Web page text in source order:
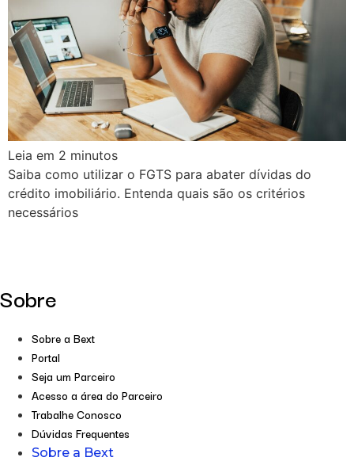
Leia em 2 minutos
Saiba como utilizar o FGTS para abater dívidas do
crédito imobiliário. Entenda quais são os critérios
necessários
Sobre
Sobre a Bext
Portal
Seja um Parceiro
Acesso a área do Parceiro
Trabalhe Conosco
Dúvidas Frequentes
Sobre a Bext